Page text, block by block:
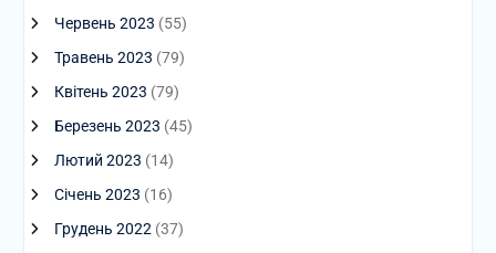
Червень 2023 (55)
Травень 2023 (79)
Квітень 2023 (79)
Березень 2023 (45)
Лютий 2023 (14)
Січень 2023 (16)
Грудень 2022 (37)